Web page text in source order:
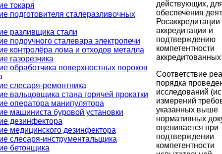
токаря
подготовителя сталеразливочных
разливщика стали
подручного сталевара электропечи
контролёра лома и отходов металла
газорезчика
обработчика поверхностных пороков
слесаря-ремонтника
вальцовщика стана горячей прокатки
оператора манипулятора
машиниста буровой установки
дезинфектора
медицинского дезинфектора
слесаря-инструментальщика
бетонщика
действующих,
обеспечения
Росаккредитации
аккредитации и
подтверждению
компетентности
Соответствие
порядка
исследований
измерений
указанных выше
нормативных
оценивается при
подтверждении
компетентности